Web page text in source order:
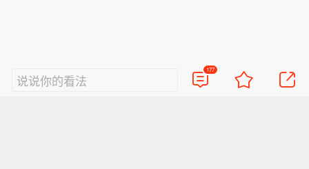
说说你的看法
177